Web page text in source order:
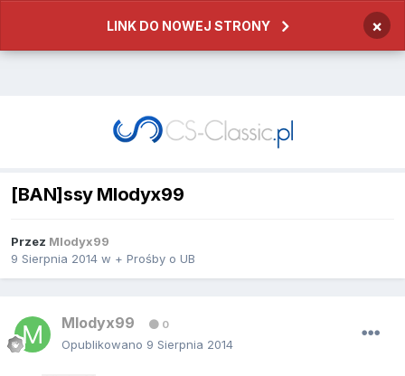
LINK DO NOWEJ STRONY ×
[BAN]ssy Mlodyx99
Przez Mlodyx99
9 Sierpnia 2014 w + Prośby o UB
Mlodyx99 0
Opublikowano 9 Sierpnia 2014